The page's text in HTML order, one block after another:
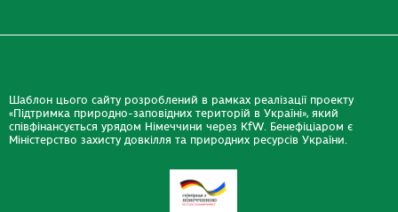
Шаблон цього сайту розроблений в рамках реалізації проекту
«Підтримка природно-заповідних територій в Україні», який
співфінансується урядом Німеччини через KfW. Бенефіціаром є
Міністерство захисту довкілля та природних ресурсів України.